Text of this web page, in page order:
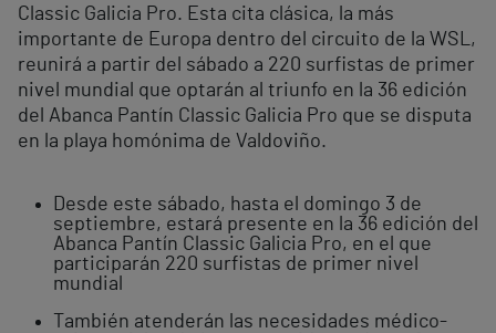
Classic Galicia Pro. Esta cita clásica, la más
importante de Europa dentro del circuito de la WSL,
reunirá a partir del sábado a 220 surfistas de primer
nivel mundial que optarán al triunfo en la 36 edición
del Abanca Pantín Classic Galicia Pro que se disputa
en la playa homónima de Valdoviño.
Desde este sábado, hasta el domingo 3 de
septiembre, estará presente en la 36 edición del
Abanca Pantín Classic Galicia Pro, en el que
participarán 220 surfistas de primer nivel
mundial
También atenderán las necesidades médico-